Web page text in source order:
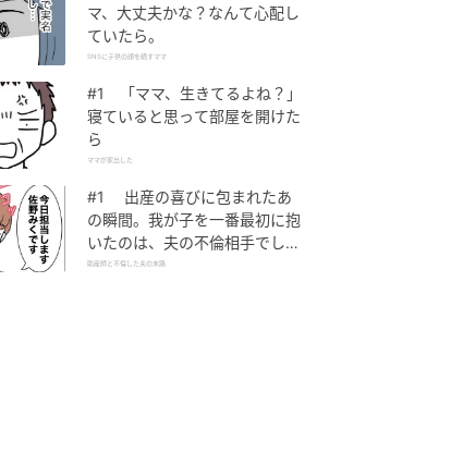
マ、大丈夫かな？なんて心配し
ていたら。
SNSに子供の顔を晒すママ
#1 「ママ、生きてるよね？」
寝ていると思って部屋を開けた
ら
ママが家出した
#1 出産の喜びに包まれたあ
の瞬間。我が子を一番最初に抱
いたのは、夫の不倫相手でし
た。
助産師と不倫した夫の末路